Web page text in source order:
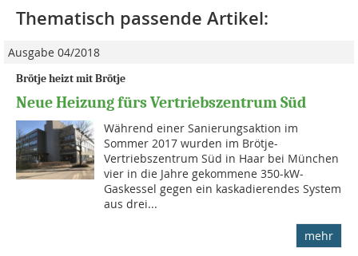
Thematisch passende Artikel:
Ausgabe 04/2018
Brötje heizt mit Brötje
Neue Heizung fürs Vertriebszentrum Süd
Während einer Sanierungsaktion im
Sommer 2017 wurden im Brötje-
Vertriebszentrum Süd in Haar bei München
vier in die Jahre gekommene 350-kW-
Gaskessel gegen ein kaskadierendes System
aus drei...
mehr